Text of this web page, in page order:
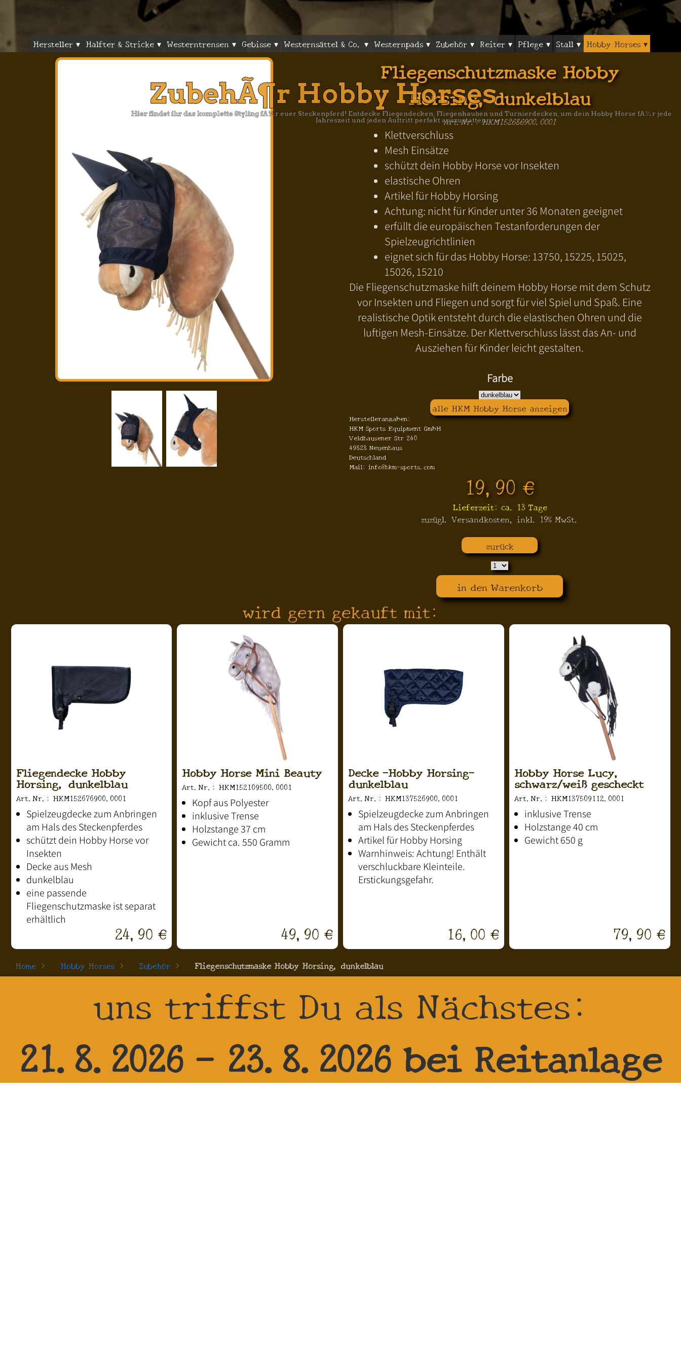
ZubehÃ¶r Hobby Horses
Hier findet ihr das komplette Styling fÃ¼r euer Steckenpferd! Entdecke Fliegendecken, Fliegenhauben und Turnierdecken, um dein Hobby Horse fÃ¼r jede
Jahreszeit und jeden Auftritt perfekt auszustatten.
Hersteller ▾ Halfter & Stricke ▾ Westerntrensen ▾ Gebisse ▾ Westernsättel & Co. ▾ Westernpads ▾ Zubehör ▾ Reiter ▾ Pflege ▾ Stall ▾ Hobby Horses ▾
Fliegenschutzmaske Hobby
Horsing, dunkelblau
Art.Nr.: HKM152686900.0001
Klettverschluss
Mesh Einsätze
schützt dein Hobby Horse vor Insekten
elastische Ohren
Artikel für Hobby Horsing
Achtung: nicht für Kinder unter 36 Monaten geeignet
erfüllt die europäischen Testanforderungen der
Spielzeugrichtlinien
eignet sich für das Hobby Horse: 13750, 15225, 15025,
15026, 15210
Die Fliegenschutzmaske hilft deinem Hobby Horse mit dem Schutz
vor Insekten und Fliegen und sorgt für viel Spiel und Spaß. Eine
realistische Optik entsteht durch die elastischen Ohren und die
luftigen Mesh-Einsätze. Der Klettverschluss lässt das An- und
Ausziehen für Kinder leicht gestalten.
Farbe
alle HKM Hobby Horse anzeigen
Herstellerangaben:
HKM Sports Equipment GmbH
Veldhausener Str 240
49828 Neuenhaus
Deutschland
Mail: info@hkm-sports.com
19,90 €
Lieferzeit: ca. 13 Tage
zuzügl. Versandkosten, inkl. 19% MwSt.
zurück
in den Warenkorb
wird gern gekauft mit:
Fliegendecke Hobby
Horsing, dunkelblau
Art.Nr.: HKM152676900.0001
Spielzeugdecke zum Anbringen
am Hals des Steckenpferdes
schützt dein Hobby Horse vor
Insekten
Decke aus Mesh
dunkelblau
eine passende
Fliegenschutzmaske ist separat
erhältlich
24,90 €
Hobby Horse Mini Beauty
Art.Nr.: HKM152109500.0001
Kopf aus Polyester
inklusive Trense
Holzstange 37 cm
Gewicht ca. 550 Gramm
49,90 €
Decke -Hobby Horsing-
dunkelblau
Art.Nr.: HKM137526900.0001
Spielzeugdecke zum Anbringen
am Hals des Steckenpferdes
Artikel für Hobby Horsing
Warnhinweis: Achtung! Enthält
verschluckbare Kleinteile.
Erstickungsgefahr.
16,00 €
Hobby Horse Lucy,
schwarz/weiß gescheckt
Art.Nr.: HKM137509112.0001
inklusive Trense
Holzstange 40 cm
Gewicht 650 g
79,90 €
Home > Hobby Horses > Zubehör > Fliegenschutzmaske Hobby Horsing, dunkelblau
uns triffst Du als Nächstes:
21.8.2026 - 23.8.2026 bei Reitanlage